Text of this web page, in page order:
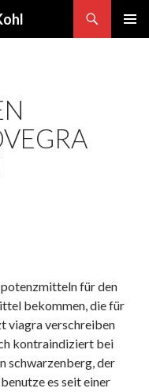
für den
bekommen, die für
viagra verschreiben
kontraindiziert bei
schwarzenberg, der
es seit einer